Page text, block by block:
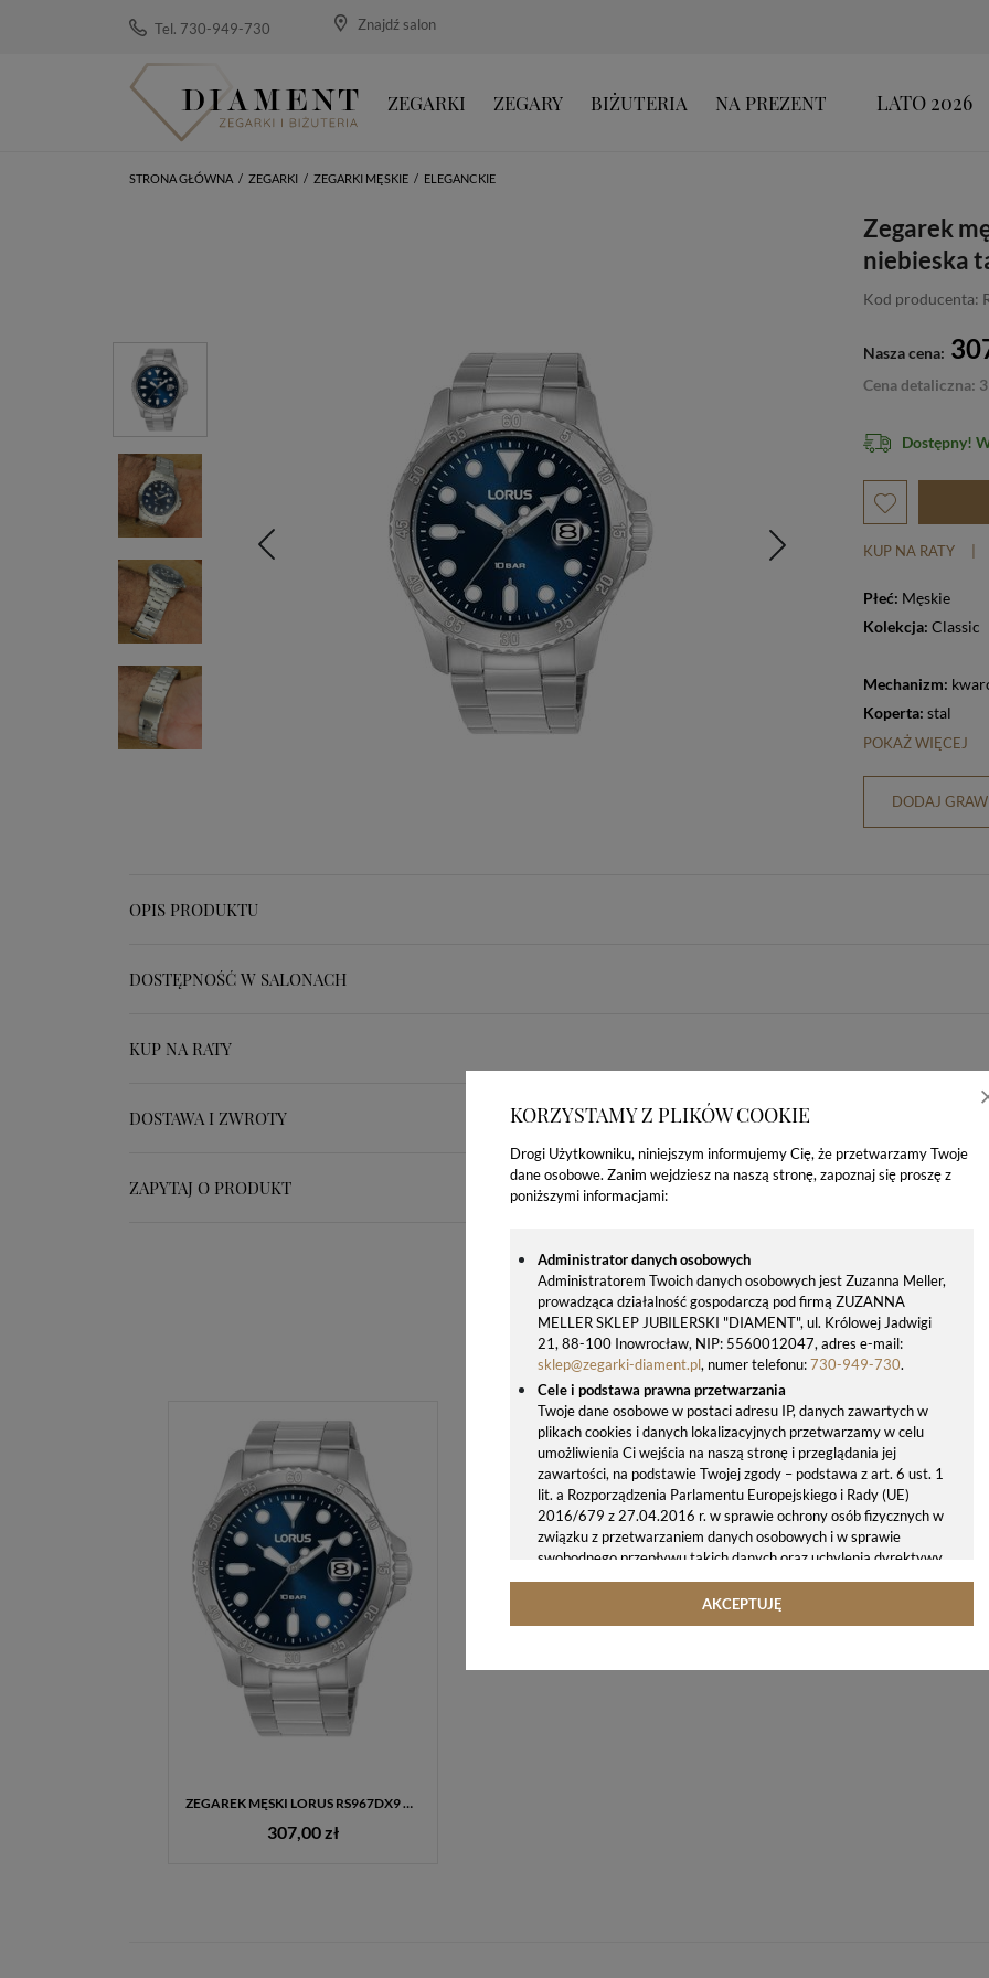
KORZYSTAMY Z PLIKÓW COOKIE
Drogi Użytkowniku, niniejszym informujemy Cię, że przetwarzamy Twoje
dane osobowe. Zanim wejdziesz na naszą stronę, zapoznaj się proszę z
poniższymi informacjami:
Administrator danych osobowych
Administratorem Twoich danych osobowych jest Zuzanna Meller,
prowadząca działalność gospodarczą pod firmą ZUZANNA
MELLER SKLEP JUBILERSKI "DIAMENT", ul. Królowej Jadwigi
21, 88-100 Inowrocław, NIP: 5560012047, adres e-mail:
sklep@zegarki-diament.pl, numer telefonu:730-949-730.
Cele i podstawa prawna przetwarzania
Twoje dane osobowe w postaci adresu IP, danych zawartych w
plikach cookies i danych lokalizacyjnych przetwarzamy w celu
umożliwienia Ci wejścia na naszą stronę i przeglądania jej
zawartości, na podstawie Twojej zgody – podstawa z art. 6 ust. 1
lit. a Rozporządzenia Parlamentu Europejskiego i Rady (UE)
2016/679 z 27.04.2016 r. w sprawie ochrony osób fizycznych w
związku z przetwarzaniem danych osobowych i w sprawie
swobodnego przepływu takich danych oraz uchylenia dyrektywy
95/46/WE (ogólne rozporządzenie o ochronie danych, tj. RODO).
Twoje dane osobowe możemy udostępniać hostingodawcy. Takie
zgodnie z naszymi poleceniami. Przekazujemy Twoje dane poza
AKCEPTUJĘ
Tel. 730-949-730 Znajdź salon
ZEGARKI ZEGARY BIŻUTERIA NA PREZENT LATO 2026
STRONA GŁÓWNA / ZEGARKI / ZEGARKI MĘSKIE / ELEGANCKIE
Zegarek
niebieska
Kod producenta:
Nasza cena:
Cena detaliczna:
Dostępny!
KUP NA RATY
Płeć: Męskie
Kolekcja: Classic
Mechanizm:
Koperta: stal
POKAŻ WIĘCEJ
DODAJ
OPIS PRODUKTU
DOSTĘPNOŚĆ W SALONACH
KUP NA RATY
DOSTAWA I ZWROTY
ZAPYTAJ O PRODUKT
OSTATNIO OGLĄDANE PRODUKTY
ZEGAREK MĘSKI LORUS RS967DX9 CLASSIC – NIEBIESKA TARCZA, STALOWA BRANSOLETA
307,00 zł